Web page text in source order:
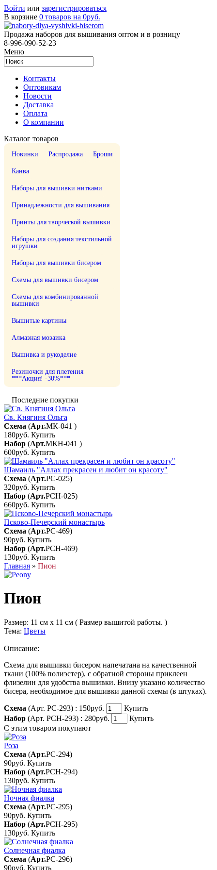
Войти или зарегистрироваться
В корзине 0 товаров на 0руб.
Продажа наборов для вышивания оптом и в розницу
8-996-090-52-23
Меню
Контакты
Оптовикам
Новости
Доставка
Оплата
О компании
Каталог товаров
Новинки Распродажа Броши
Канва
Наборы для вышивки нитками
Принадлежности для вышивания
Принты для творческой вышивки
Наборы для создания текстильной
игрушки
Наборы для вышивки бисером
Схемы для вышивки бисером
Схемы для комбинированной
вышивки
Вышитые картины
Алмазная мозаика
Вышивка и рукоделие
Резиночки для плетения
***Акция! -30%***
Последние покупки
Св. Княгиня Ольга
Схема (Арт.МК-041 )
180руб. Купить
Набор (Арт.МКН-041 )
600руб. Купить
Шамаиль "Аллах прекрасен и любит он красоту"
Схема (Арт.РС-025)
320руб. Купить
Набор (Арт.РСН-025)
660руб. Купить
Псково-Печерский монастырь
Схема (Арт.РС-469)
90руб. Купить
Набор (Арт.РСН-469)
130руб. Купить
Главная » Пион
Пион
Размер: 11 см x 11 см ( Размер вышитой работы. )
Тема: Цветы
Описание:
Схема для вышивки бисером напечатана на качественной
ткани (100% полиэстер), с обратной стороны приклеен
флизелин для удобства вышивки. Внизу указано количество
бисера, необходимое для вышивки данной схемы (в штуках).
Схема (Арт. РС-293) : 150руб.
Купить
Набор (Арт. РСН-293) : 280руб.
Купить
С этим товаром покупают
Роза
Схема (Арт.РС-294)
90руб. Купить
Набор (Арт.РСН-294)
130руб. Купить
Ночная фиалка
Схема (Арт.РС-295)
90руб. Купить
Набор (Арт.РСН-295)
130руб. Купить
Солнечная фиалка
Схема (Арт.РС-296)
90руб. Купить